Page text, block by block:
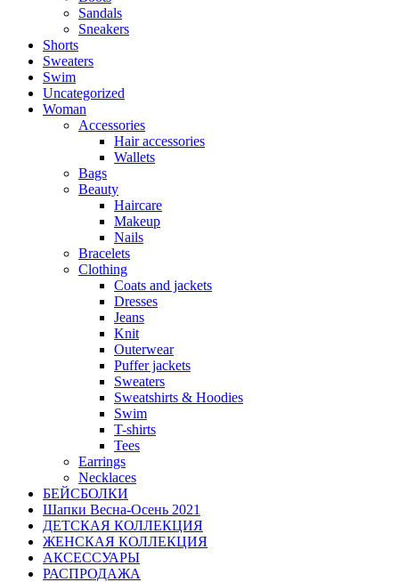
Sandals
Sneakers
Shorts
Sweaters
Swim
Uncategorized
Woman
Accessories
Hair accessories
Wallets
Bags
Beauty
Haircare
Makeup
Nails
Bracelets
Clothing
Coats and jackets
Dresses
Jeans
Knit
Outerwear
Puffer jackets
Sweaters
Sweatshirts & Hoodies
Swim
T-shirts
Tees
Earrings
Necklaces
БЕЙСБОЛКИ
Шапки Весна-Осень 2021
ДЕТСКАЯ КОЛЛЕКЦИЯ
ЖЕНСКАЯ КОЛЛЕКЦИЯ
АКСЕССУАРЫ
РАСПРОДАЖА